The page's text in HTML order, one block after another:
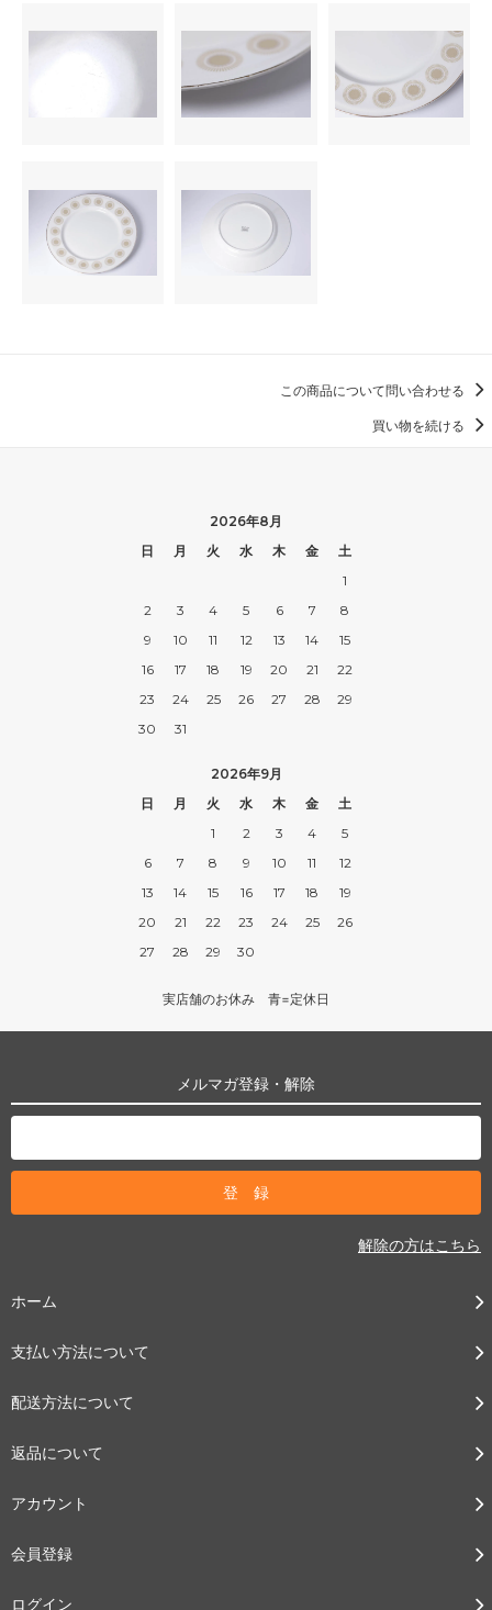
この商品について問い合わせる
買い物を続ける
2026年8月
日
月 火 水 木 金
土
1
2
3 4 5 6 7
8
9
10 11 12 13 14
15
16
17 18 19 20 21
22
23
24 25 26 27 28
29
30
31
2026年9月
日
月 火 水 木 金
土
1
2 3 4
5
6
7 8 9 10 11
12
13
14 15 16 17 18
19
20
21 22 23 24 25
26
27
28 29 30
実店舗のお休み 青=定休日
メルマガ登録・解除
解除の方はこちら
ホーム
支払い方法について
配送方法について
返品について
アカウント
会員登録
ログイン